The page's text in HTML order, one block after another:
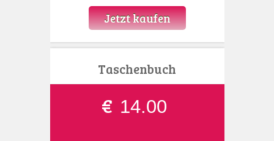
Jetzt kaufen
Taschenbuch
€ 14.00